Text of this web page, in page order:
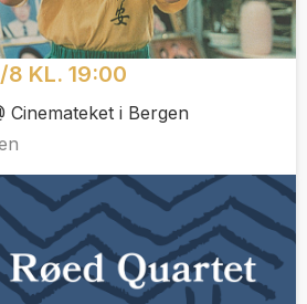
8 KL. 19:00
Cinemateket i Bergen